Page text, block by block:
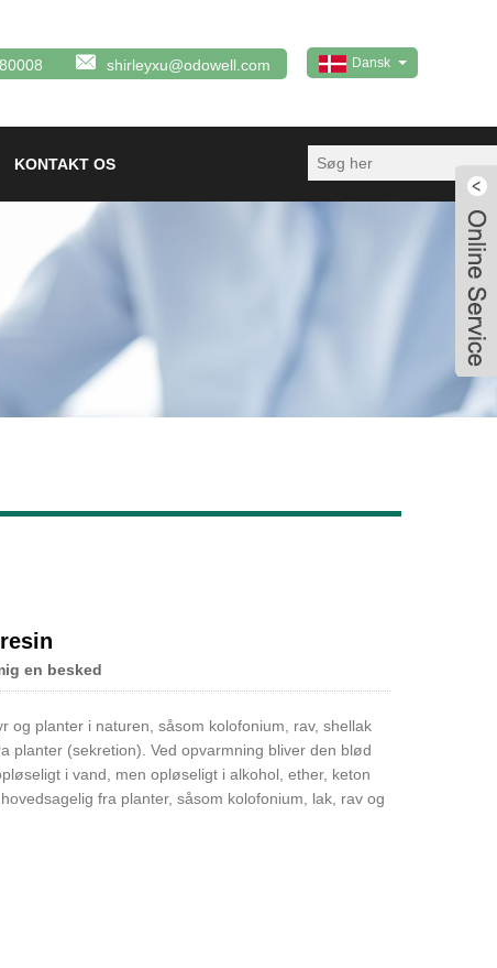
Dansk
shirleyxu@odowell.com
KONTAKT OS
en besked
og planter i naturen, såsom kolofonium, rav, shellak
planter (sekretion). Ved opvarmning bliver den blød
i vand, men opløseligt i alkohol, ether, keton
fra planter, såsom kolofonium, lak, rav og